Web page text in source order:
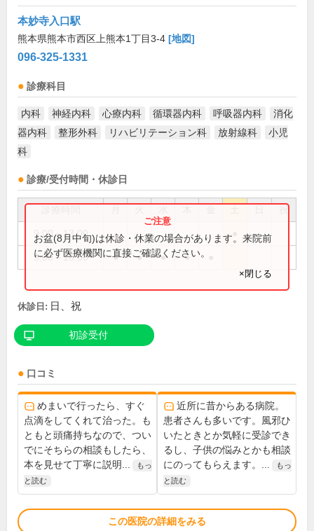
本妙寺入口駅
熊本県熊本市西区上熊本1丁目3-4 [地図]
096-325-1331
診療科目
内科 神経内科 心療内科 循環器内科 呼吸器内科
消化
器内科
整形外科 リハビリテーション科 放射線科
小児
科
診療/受付時間・休診日
祝
9:00～13:00
9:00～18:00 ● ● ● ●
お盆(8月中旬)は休診・休業の場合があります。来院前
に必ず医療機関に直接ご確認ください。
×閉じる
休診日: 日、祝
初診受付
口コミ
めまいで行ったら、すぐ
点滴をしてくれて治った。も
ともと頭痛持ちなので、つい
でにそちらの相談もしたら、
本を見せて丁寧に説明...
もっ
と読む
近所に昔からある病院。
患者さんも多いです。風邪ひ
いたときとか気軽に受診でき
るし、子供の悩みとかも相談
にのってもらえます。...
もっ
と読む
この医院の詳細をみる